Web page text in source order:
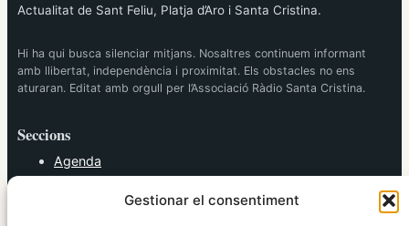
Gestionar el consentiment
Actualitat de Sant Feliu, Platja d’Aro i Santa Cristina.
Hi ha qui busca silenciar mitjans. Nosaltres continuem informant
amb llibertat, independència i proximitat. Els obstacles no ens
aturaran. Editat amb orgull per l’Associació Ràdio Santa Cristina.
Seccions
Agenda
Cultura